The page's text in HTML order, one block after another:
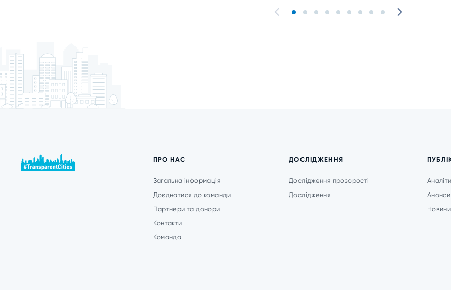
ПРО НАС
Загальна інформація
Доєднатися до команди
Партнери та донори
Контакти
Команда
ДОСЛІДЖЕННЯ
Дослідження прозорості
Дослідження
Анонси
Новини